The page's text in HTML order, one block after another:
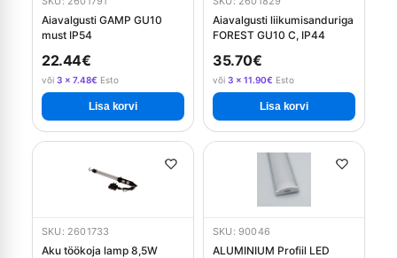
Aiavalgusti GAMP GU10
must IP54
22.44€
või 3 × 7.48€ Esto
Lisa korvi
Aiavalgusti liikumisanduriga
FOREST GU10 C, IP44
35.70€
või 3 × 11.90€ Esto
Lisa korvi
SKU: 2601733
Aku töökoja lamp 8,5W
SKU: 90046
ALUMINIUM Profiil LED